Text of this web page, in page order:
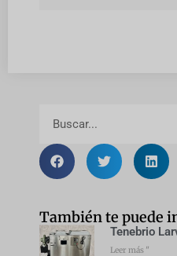
También te puede
Tenebrio
Leer más "